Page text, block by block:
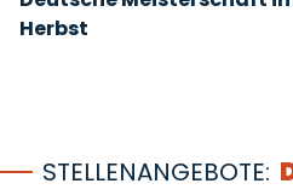
Herbst
STELLENANGEBOTE: